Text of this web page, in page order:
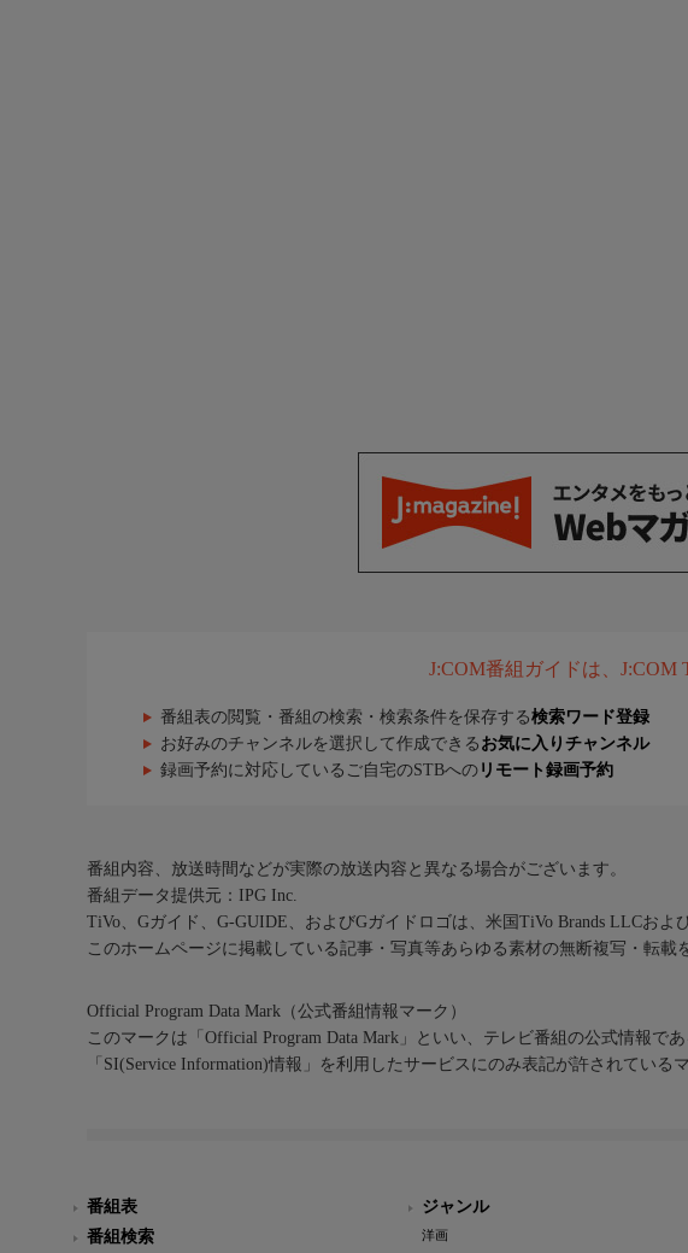
J:COM番組ガイドは、J:COM
番組表の閲覧・番組の検索・検索条件を保存する検索ワード登録
お好みのチャンネルを選択して作成できる お気に入りチャンネル
録画予約に対応しているご自宅のSTBへの リモート録画予約
番組内容、放送時間などが実際の放送内容と異なる場合がございます。
番組データ提供元：IPG Inc.
TiVo、Gガイド、G-GUIDE、およびGガイドロゴは、米国TiVo Brands LLCお
このホームページに掲載している記事・写真等あらゆる素材の無断複写・転載
Official Program Data Mark（公式番組情報マーク）
このマークは「Official Program Data Mark」といい、テレビ番組の公式情報であ
「SI(Service Information)情報」を利用したサービスにのみ表記が許されている
番組表
番組検索
ジャンル
洋画